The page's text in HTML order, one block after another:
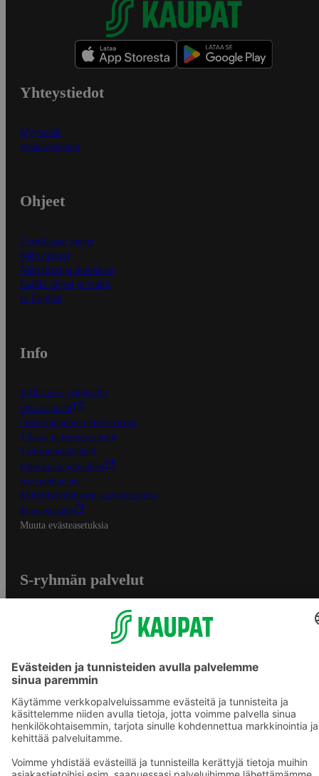
Yhteystiedot
Myymälät
Asiakaspalvelu
Ohjeet
Ensitilaajan ohjeet
Näin maksat
Näin tilaat ja muokkaat
Kaikki ohjeet ja vinkit
In English
Info
S-Business yrityksille
Oiva-raportit
Osuuskauppojen yhteystiedot
Tilaus- ja toimitusehdot
Tietosuojakäytäntö
Palvelun käyttöehdot
Saavutettavuus
Mobiilisovelluksen saavutettavuus
Mainostajalle
Muuta evästeasetuksia
S-ryhmän palvelut
S-ostoslista -sovellus
Prisma.fi
Sokos.fi
S-Pankki
Yhteishyvä
Sokos Hotels
Raflaamo